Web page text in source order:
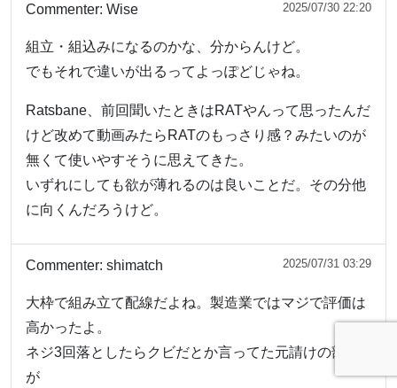
Commenter: Wise 2025/07/30 22:20
組立・組込みになるのかな、分からんけど。
でもそれで違いが出るってよっぽどじゃね。
Ratsbane、前回聞いたときはRATやんって思ったんだ
けど改めて動画みたらRATのもっさり感？みたいのが
無くて使いやすそうに思えてきた。
いずれにしても欲が薄れるのは良いことだ。その分他
に向くんだろうけど。
Commenter: shimatch 2025/07/31 03:29
大枠で組み立て配線だよね。製造業ではマジで評価は
高かったよ。
ネジ3回落としたらクビだとか言ってた元請けの部長
が